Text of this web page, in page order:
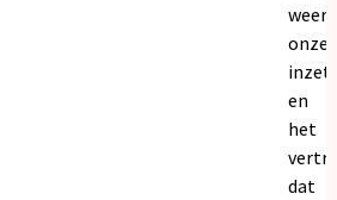
onze
inzet
en
het
dat